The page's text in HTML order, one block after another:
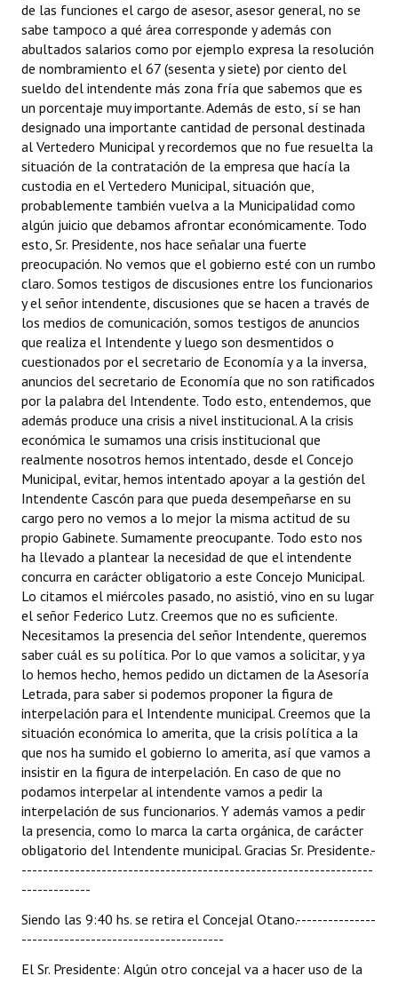
de las funciones el cargo de asesor, asesor general, no se
sabe tampoco a qué área corresponde y además con
abultados salarios como por ejemplo expresa la resolución
de nombramiento el 67 (sesenta y siete) por ciento del
sueldo del intendente más zona fría que sabemos que es
un porcentaje muy importante. Además de esto, sí se han
designado una importante cantidad de personal destinada
al Vertedero Municipal y recordemos que no fue resuelta la
situación de la contratación de la empresa que hacía la
custodia en el Vertedero Municipal, situación que,
probablemente también vuelva a la Municipalidad como
algún juicio que debamos afrontar económicamente. Todo
esto, Sr. Presidente, nos hace señalar una fuerte
preocupación. No vemos que el gobierno esté con un rumbo
claro. Somos testigos de discusiones entre los funcionarios
y el señor intendente, discusiones que se hacen a través de
los medios de comunicación, somos testigos de anuncios
que realiza el Intendente y luego son desmentidos o
cuestionados por el secretario de Economía y a la inversa,
anuncios del secretario de Economía que no son ratificados
por la palabra del Intendente. Todo esto, entendemos, que
además produce una crisis a nivel institucional. A la crisis
económica le sumamos una crisis institucional que
realmente nosotros hemos intentado, desde el Concejo
Municipal, evitar, hemos intentado apoyar a la gestión del
Intendente Cascón para que pueda desempeñarse en su
cargo pero no vemos a lo mejor la misma actitud de su
propio Gabinete. Sumamente preocupante. Todo esto nos
ha llevado a plantear la necesidad de que el intendente
concurra en carácter obligatorio a este Concejo Municipal.
Lo citamos el miércoles pasado, no asistió, vino en su lugar
el señor Federico Lutz. Creemos que no es suficiente.
Necesitamos la presencia del señor Intendente, queremos
saber cuál es su política. Por lo que vamos a solicitar, y ya
lo hemos hecho, hemos pedido un dictamen de la Asesoría
Letrada, para saber si podemos proponer la figura de
interpelación para el Intendente municipal. Creemos que la
situación económica lo amerita, que la crisis política a la
que nos ha sumido el gobierno lo amerita, así que vamos a
insistir en la figura de interpelación. En caso de que no
podamos interpelar al intendente vamos a pedir la
interpelación de sus funcionarios. Y además vamos a pedir
la presencia, como lo marca la carta orgánica, de carácter
obligatorio del Intendente municipal. Gracias Sr. Presidente.-
------------------------------------------------------------------
-------------
Siendo las 9:40 hs. se retira el Concejal Otano.---------------
--------------------------------------
El Sr. Presidente: Algún otro concejal va a hacer uso de la